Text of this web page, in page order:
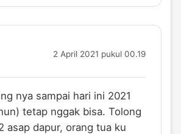
2 April 2021 pukul 00.19
nya sampai hari ini 2021
tetap nggak bisa. Tolong
asap dapur, orang tua ku